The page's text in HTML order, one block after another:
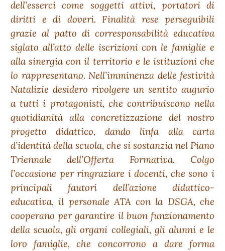
dell’esserci come soggetti attivi, portatori di
diritti e di doveri. Finalità rese perseguibili
grazie al patto di corresponsabilità educativa
siglato all’atto delle iscrizioni con le famiglie e
alla sinergia con il territorio e le istituzioni che
lo rappresentano. Nell’imminenza delle festività
Natalizie desidero rivolgere un sentito augurio
a tutti i protagonisti, che contribuiscono nella
quotidianità alla concretizzazione del nostro
progetto didattico, dando linfa alla carta
d’identità della scuola, che si sostanzia nel Piano
Triennale dell’Offerta Formativa. Colgo
l’occasione per ringraziare i docenti, che sono i
principali fautori dell’azione didattico-
educativa, il personale ATA con la DSGA, che
cooperano per garantire il buon funzionamento
della scuola, gli organi collegiali, gli alunni e le
loro famiglie, che concorrono a dare forma